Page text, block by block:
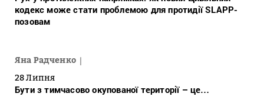
кодекс може стати проблемою для протидії SLAPP-
позовам
Яна Радченко
28 Липня
Бути з тимчасово окупованої території – це…